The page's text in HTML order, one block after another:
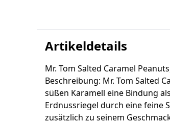
Artikeldetails
Mr. Tom Salted Caramel
Beschreibung: Mr. Tom Salted
süßen Karamell eine Bindung
Erdnussriegel durch eine feine
zusätzlich zu seinem